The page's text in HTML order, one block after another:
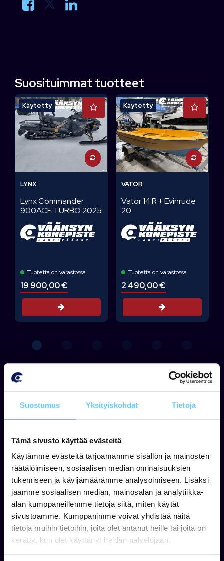
Suostumus Yksityiskohdat Tietoja
Tämä sivusto käyttää evästeitä
Käytämme evästeitä tarjoamamme sisällön ja mainosten
räätälöimiseen, sosiaalisen median ominaisuuksien
tukemiseen ja kävijämäärämme analysoimiseen. Lisäksi
jaamme sosiaalisen median, mainosalan ja analytiikka-
alan kumppaneillemme tietoja siitä, miten käytät
sivustoamme. Kumppanimme voivat yhdistää näitä
tietoja muihin tietoihin, joita olet antanut heille tai joita on
kerätty, kun olet käyttänyt heidän palvelujaan.
Suosituimmat tuotteet
Käytetty
LYNX
Lynx Commander
900ACE TURBO 2025
Tuotetta on varastossa
19 900,00 €
Käytetty
VATOR
Vator 14 R + Evinrude
20
Tuotetta on varastossa
2 490,00 €
Kysy lisää